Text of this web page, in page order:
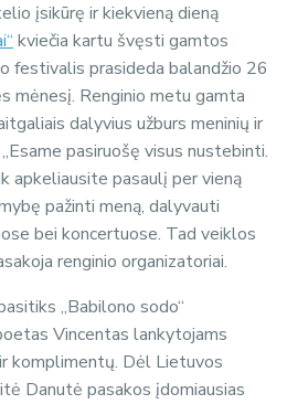
įsikūrę ir kiekvieną dieną
kviečia kartu švęsti gamtos
festivalis prasideda balandžio 26
mėnesį. Renginio metu gamta
dalyvius užburs meninių ir
pasiruošę visus nustebinti.
apkeliausite pasaulį per vieną
pažinti meną, dalyvauti
bei koncertuose. Tad veiklos
renginio organizatoriai.
„Babilono sodo“
Vincentas lankytojams
komplimentų. Dėl Lietuvos
Danutė pasakos įdomiausias